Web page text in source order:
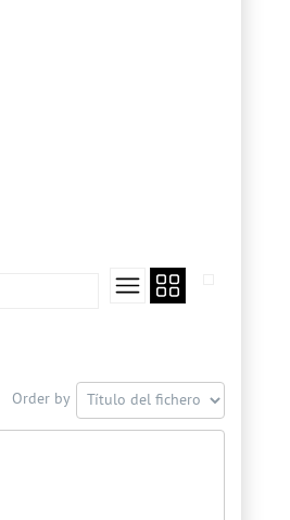
Order by